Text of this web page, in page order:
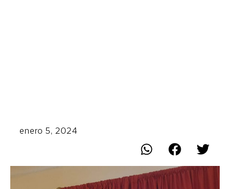
enero 5, 2024